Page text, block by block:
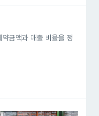
금액과 매출 비율을 정